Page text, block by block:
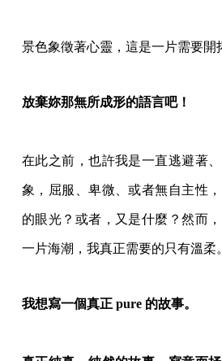
景色象徵著心靈，這是一片需要開
放棄妳那無所成形的語言吧！
在此之前，也許我是一直逃避著
象，屈服、卑微、或者無自主性
的眼光？或者，又是什麼？然而
一片海潮，我真正需要的只有溫柔。
我想寫一個真正 pure 的故事。